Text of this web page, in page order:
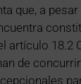
que, a pesar
artículo 18.2
de